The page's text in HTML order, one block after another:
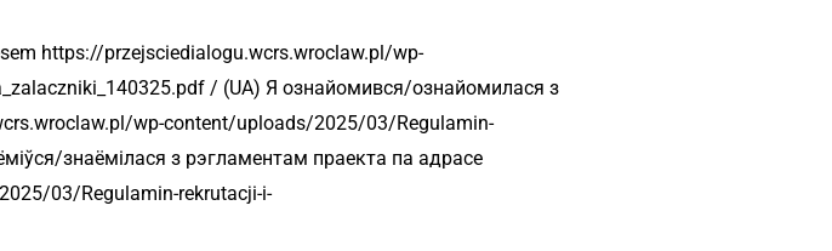
https://przejsciedialogu.wcrs.wroclaw.pl/wp-
/ (UA) Я ознайомився/ознайомилася з
wp-content/uploads/2025/03/Regulamin-
знаёмілася з рэгламентам праекта па адрасе
03/Regulamin-rekrutacji-i-